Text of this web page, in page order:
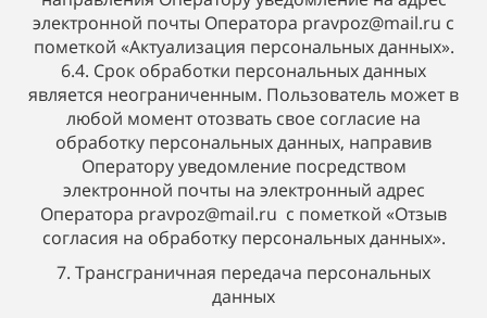
электронной почты Оператора pravpoz@mail.ru с
пометкой «Актуализация персональных данных».
6.4. Срок обработки персональных данных
является неограниченным. Пользователь может в
любой момент отозвать свое согласие на
обработку персональных данных, направив
Оператору уведомление посредством
электронной почты на электронный адрес
Оператора pravpoz@mail.ru с пометкой «Отзыв
согласия на обработку персональных данных».
7. Трансграничная передача персональных
данных